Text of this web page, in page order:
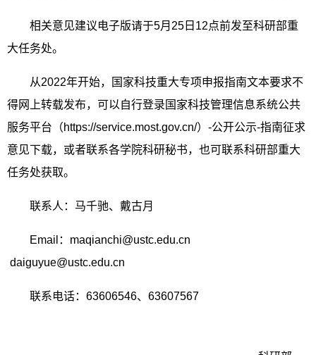
相关意见建议电子版请于5月 25 日 12点前发至科研部重
大任务处。
从2022年开始，国家科技重大专项申报指南文本要求不
得网上转载发布，可以自行登录国家科技管理信息系统公共
服务平台（https://service.most.gov.cn/） -公开公示-指南征求
意见下载，或者联系各学院科研秘书，也可联系科研部重大
任务处获取。
联系人：马千驰、戴古月
Email ： maqianchi@ustc.edu.cn
daiguyue@ustc.edu.cn
联系电话： 63606546、 63607567